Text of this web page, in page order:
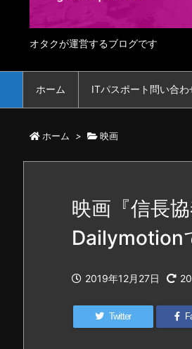
オタクが運営するブログです
ホーム ITパスポート問い合わ
ホーム > 映画
映画『信長
Dailymotion
2019年12月27日
Twitter